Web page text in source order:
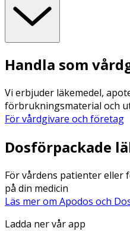
Handla som
Vi erbjuder läkemedel,
förbrukningsmaterial och
För vårdgivare och företag
Dosförpackade
För vårdens patienter eller
på din medicin
Läs mer om Apodos och
Ladda ner vår app